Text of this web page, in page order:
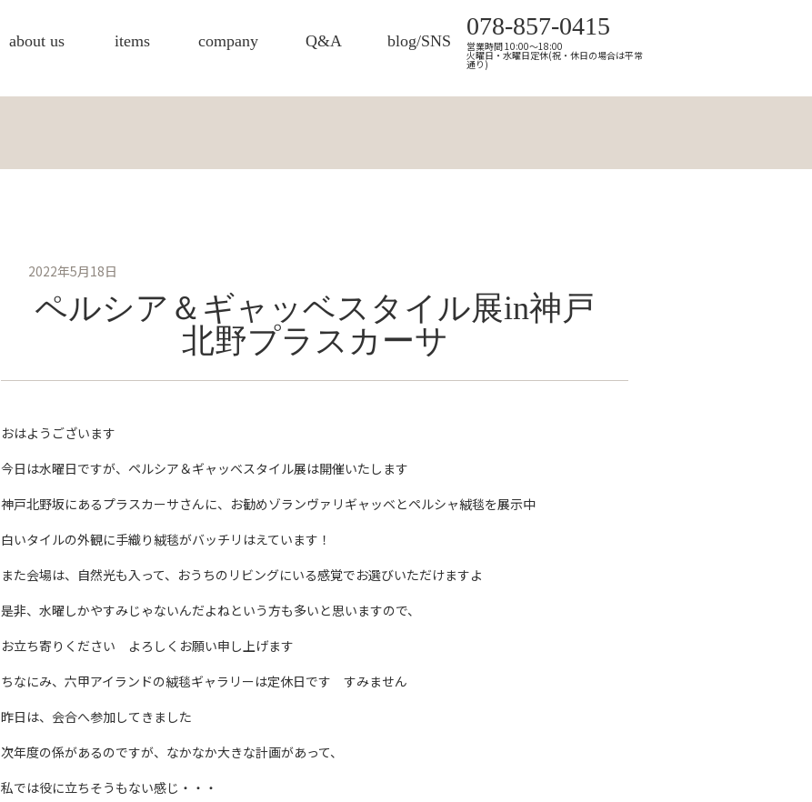
about us items company Q&A blog/SNS
078-857-0415
営業時間 10:00～18:00
火曜日・水曜日定休(祝・休日の場合は平常
通り)
2022年5月18日
ペルシア＆ギャッベスタイル展in神戸
北野プラスカーサ
おはようございます
今日は水曜日ですが、ペルシア＆ギャッベスタイル展は開催いたします
神戸北野坂にあるプラスカーサさんに、お勧めゾランヴァリギャッベとペルシャ絨毯を展示中
白いタイルの外観に手織り絨毯がバッチリはえています！
また会場は、自然光も入って、おうちのリビングにいる感覚でお選びいただけますよ
是非、水曜しかやすみじゃないんだよねという方も多いと思いますので、
お立ち寄りください よろしくお願い申し上げます
ちなにみ、六甲アイランドの絨毯ギャラリーは定休日です すみません
昨日は、会合へ参加してきました
次年度の係があるのですが、なかなか大きな計画があって、
私では役に立ちそうもない感じ・・・